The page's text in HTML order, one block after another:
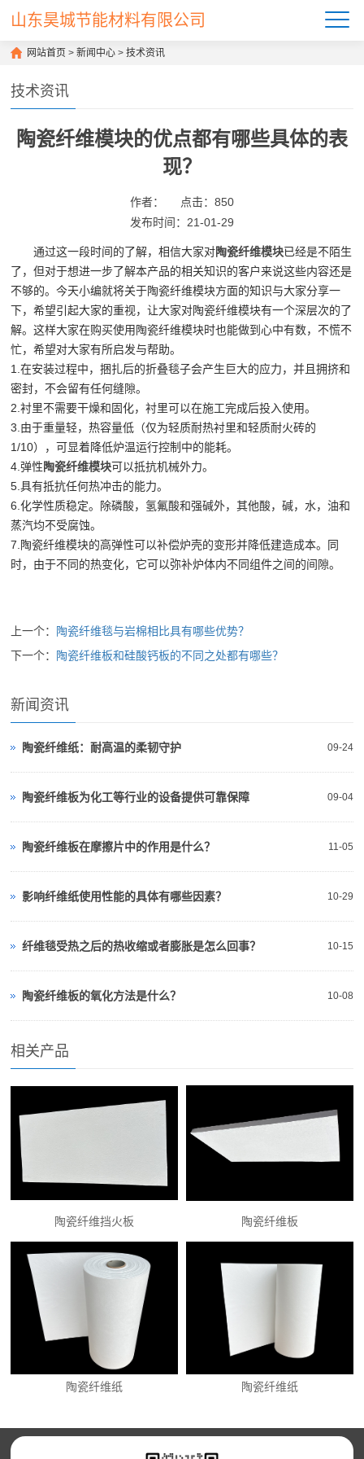
山东昊城节能材料有限公司
网站首页 >新闻中心 >技术资讯
技术资讯
陶瓷纤维模块的优点都有哪些具体的表
现？
作者： 点击： 850
发布时间：21-01-29
通过这一段时间的了解，相信大家对陶瓷纤维模块已经是不陌生
了，但对于想进一步了解本产品的相关知识的客户来说这些内容还是
不够的。今天小编就将关于陶瓷纤维模块方面的知识与大家分享一
下，希望引起大家的重视，让大家对陶瓷纤维模块有一个深层次的了
解。这样大家在购买使用陶瓷纤维模块时也能做到心中有数，不慌不
忙，希望对大家有所启发与帮助。
1.在安装过程中，捆扎后的折叠毯子会产生巨大的应力，并且拥挤和
密封，不会留有任何缝隙。
2.衬里不需要干燥和固化，衬里可以在施工完成后投入使用。
3.由于重量轻，热容量低（仅为轻质耐热衬里和轻质耐火砖的
1/10），可显着降低炉温运行控制中的能耗。
4.弹性陶瓷纤维模块可以抵抗机械外力。
5.具有抵抗任何热冲击的能力。
6.化学性质稳定。除磷酸，氢氟酸和强碱外，其他酸，碱，水，油和
蒸汽均不受腐蚀。
7.陶瓷纤维模块的高弹性可以补偿炉壳的变形并降低建造成本。同
时，由于不同的热变化，它可以弥补炉体内不同组件之间的间隙。
上一个： 陶瓷纤维毯与岩棉相比具有哪些优势？
下一个： 陶瓷纤维板和硅酸钙板的不同之处都有哪些？
新闻资讯
09-24
陶瓷纤维纸：耐高温的柔韧守护
09-04
陶瓷纤维板为化工等行业的设备提供可靠保障
11-05
陶瓷纤维板在摩擦片中的作用是什么？
10-29
影响纤维纸使用性能的具体有哪些因素？
10-15
纤维毯受热之后的热收缩或者膨胀是怎么回事？
10-08
陶瓷纤维板的氧化方法是什么？
相关产品
陶瓷纤维挡火板 陶瓷纤维板
陶瓷纤维纸 陶瓷纤维纸